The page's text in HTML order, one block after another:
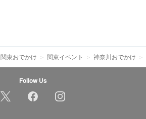
関東おでかけ 関東イベント 神奈川おでかけ
Follow Us